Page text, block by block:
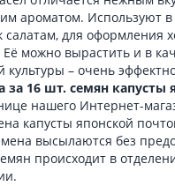
ароматом. Используют в
салатам, для оформления
Её можно вырастить и в
культуры – очень
за 16 шт. семян капусты
нашего Интернет-
капусты японской
высылаются без
происходит в